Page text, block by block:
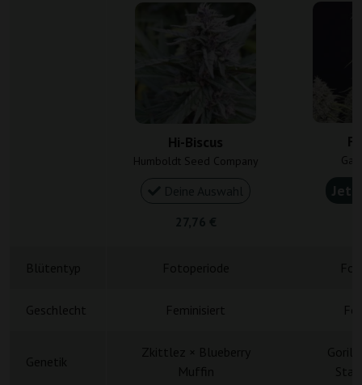
Hi-Biscus
Humboldt Seed Company
Geschlecht Feminisiert